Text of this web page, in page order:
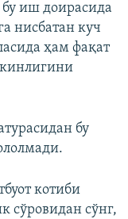
бу иш доирасида
нисбатан куч
ҳам фақат
бу
котиби
сўровидан сўнг,